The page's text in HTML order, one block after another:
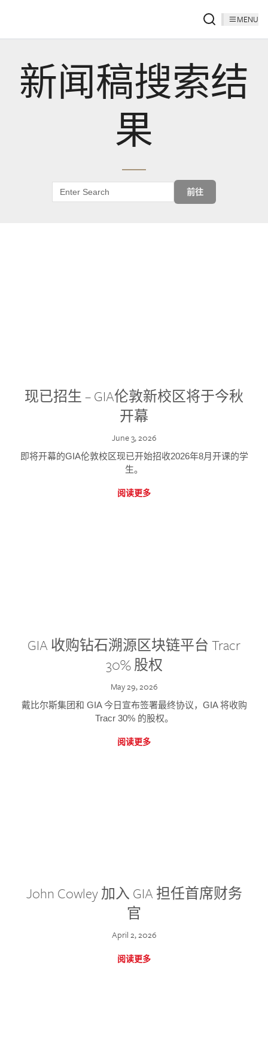
MENU
新闻稿搜索结
果
前往
现已招生 – GIA伦敦新校区将于今秋
开幕
June 3, 2026
即将开幕的GIA伦敦校区现已开始招收2026年8月开课的学
生。
阅读更多
GIA 收购钻石溯源区块链平台 Tracr
30% 股权
May 29, 2026
戴比尔斯集团和 GIA 今日宣布签署最终协议，GIA 将收购
Tracr 30% 的股权。
阅读更多
John Cowley 加入 GIA 担任首席财务
官
April 2, 2026
阅读更多